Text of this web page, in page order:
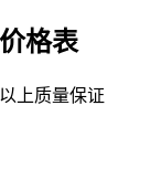
格表
上质量保证